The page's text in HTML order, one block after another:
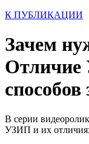
К ПУБЛИКАЦИИ
Зачем
Отличие
В серии
УЗИП и их